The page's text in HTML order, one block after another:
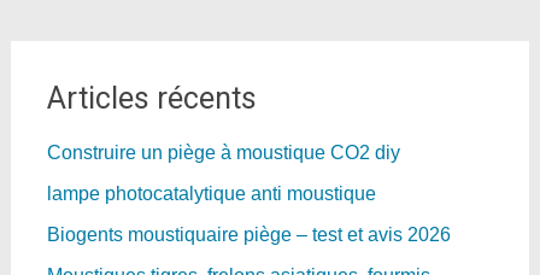
Articles récents
Construire un piège à moustique CO2 diy
lampe photocatalytique anti moustique
Biogents moustiquaire piège – test et avis 2026